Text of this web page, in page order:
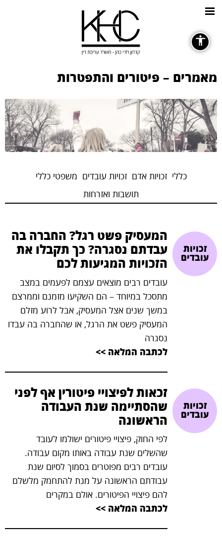
כללי
remove_circle_outline
Decrease font
brightness_high
ניגודיות בהירה
format_underlined
קו תחתי לקישורים
מאמרים – פיטורים והתפטרות
כללי זכויות אדם זכויות עובדים משפטי כללי
תושבות ואזרחות
המעסיק פשט רגל? החברה בה
עבדתם נסגרה? כך תקבלו את
הזכויות המגיעות לכם
עובדים רבים מוצאים עצמם לפעמים במצב
מתסכל במיוחד – הם השקיעו מזמנם וממרצם
במשך שנים אצל המעסיק, אבל לרוע מזלם
המעסיק פשט את הרגל, או שהחברה בה עבדו
נסגרה
לכתבה המלאה >>
זכויות
עובדים
זכאות לפיצויי פיטורין אף לפני
שהסתיימה שנת העבודה
הראשונה
לפי החוק, פיצויי פיטורים ישולמו לעובד
שהשלים שנת עבודה באותו מקום עבודה.
עובדים רבים מפוטרים בסמוך לסיום שנת
עבודתם הראשונה על מנת להתחמק מלשלם
להם פיצויי הפיטורים. אולם במקרים
לכתבה המלאה >>
זכויות
עובדים